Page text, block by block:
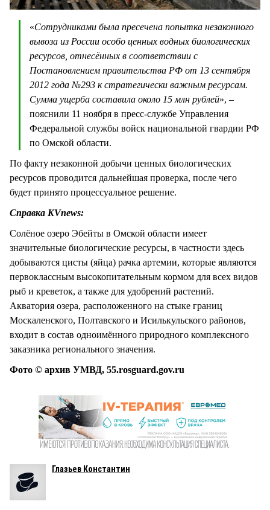
«Сотрудниками была пресечена попытка незаконного
вывоза из России особо ценных водных биологических
ресурсов, отнесённых в соответствии с
Постановлением правительства РФ от 13 сентября
2012 года №293 к стратегически важным ресурсам.
Сумма ущерба составила около 15 млн рублей», –
пояснили 11 ноября в пресс-службе Управления
Федеральной службы войск национальной гвардии РФ
по Омской области.
По факту незаконной добычи ценных биологических
ресурсов проводится дальнейшая проверка, после чего
будет принято процессуальное решение.
Справка KVnews:
Солёное озеро Эбейты в Омской области имеет
значительные биологические ресурсы, в частности здесь
добываются цисты (яйца) рачка артемии, которые являются
первоклассным высокопитательным кормом для всех видов
рыб и креветок, а также для удобрений растений.
Акватория озера, расположенного на стыке границ
Москаленского, Полтавского и Исилькульского районов,
входит в состав одноимённого природного комплексного
заказника регионального значения.
Фото © архив УМВД, 55.rosguard.gov.ru
Глазьев Константин